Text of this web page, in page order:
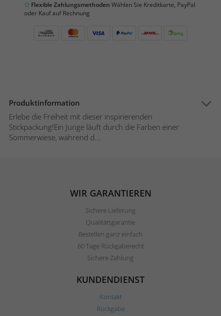
Flexible Zahlungsmethoden Wählen Sie Kreditkarte, PayPal
oder Kauf auf Rechnung
Produktinformation
Erlebe die Freiheit mit dieser inspirierenden
Stickpackung!Ein Junge läuft durch die Farben einer
Sommerwiese, während d...
WIR GARANTIEREN
Sichere Lieferung
Qualitätsgarantie
Bestellen ganz einfach
60 Tage Rückgaberecht
Sichere Zahlung
KUNDENDIENST
Kontakt
Rückgabe